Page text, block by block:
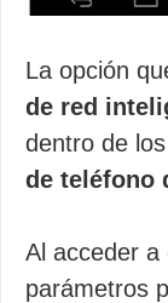
La opción
de red
dentro de los
de teléfono
Al acceder a
parámetros